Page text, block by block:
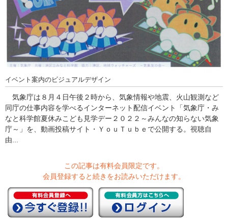
イベント案内のビジュアルデザイン
気象庁は８月４日午後２時から、気象情報や地震、火山観測など
同庁の仕事内容を学べるインターネット配信イベント「気象庁・み
なと科学館夏休みこども見学デー２０２２～みんなの知らない気象
庁～」を、動画投稿サイト・ＹｏｕＴｕｂｅで公開する。視聴自
由...
この記事は有料会員限定です。
会員登録すると続きをお読みいただけます。